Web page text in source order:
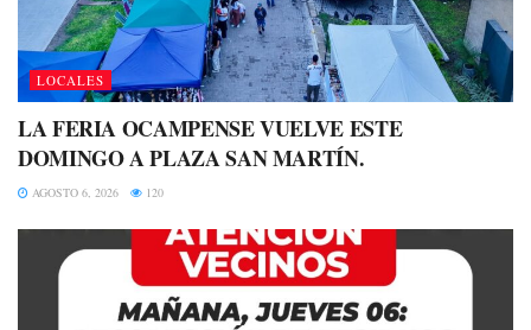
LOCALES
LA FERIA OCAMPENSE VUELVE ESTE
DOMINGO A PLAZA SAN MARTÍN.
AGOSTO 6, 2026 120